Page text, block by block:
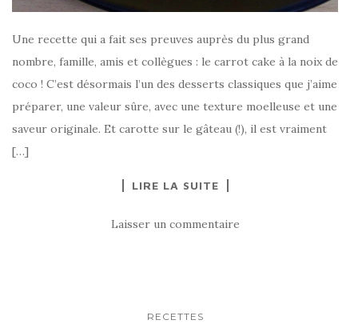
Une recette qui a fait ses preuves auprès du plus grand
nombre, famille, amis et collègues : le carrot cake à la noix de
coco ! C’est désormais l’un des desserts classiques que j’aime
préparer, une valeur sûre, avec une texture moelleuse et une
saveur originale. Et carotte sur le gâteau (!), il est vraiment
[…]
LIRE LA SUITE
Laisser un commentaire
RECETTES